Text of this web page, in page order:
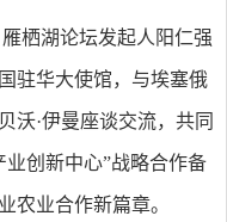
栖湖论坛发起人阳仁强
驻华大使馆，与埃塞俄
沃·伊曼座谈交流，共同
创新中心”战略合作备
农业合作新篇章。